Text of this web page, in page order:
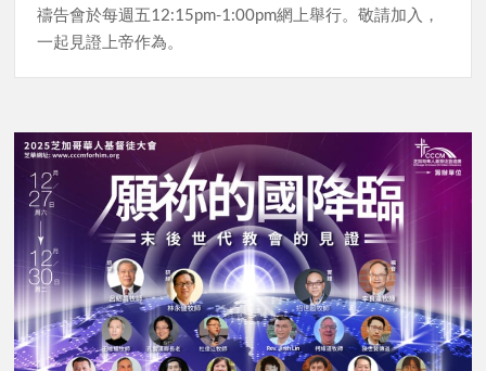
禱告會於每週五12:15pm-1:00pm網上舉行。敬請加入，
一起見證上帝作為。